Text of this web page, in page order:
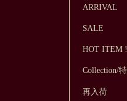
ARRIVAL
SALE
HOT ITEM
Collection/
再入荷